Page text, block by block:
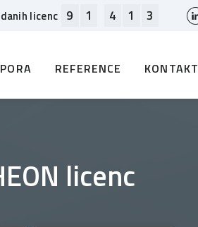
licenc 9 1 4 1 3
REFERENCE KONTAKT
licenc